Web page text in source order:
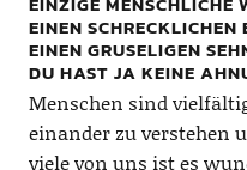
EINEN
EINEN GRUSELIGEN
DU HAST JA KEINE
Menschen sind
einander zu verstehen
viele von uns ist es